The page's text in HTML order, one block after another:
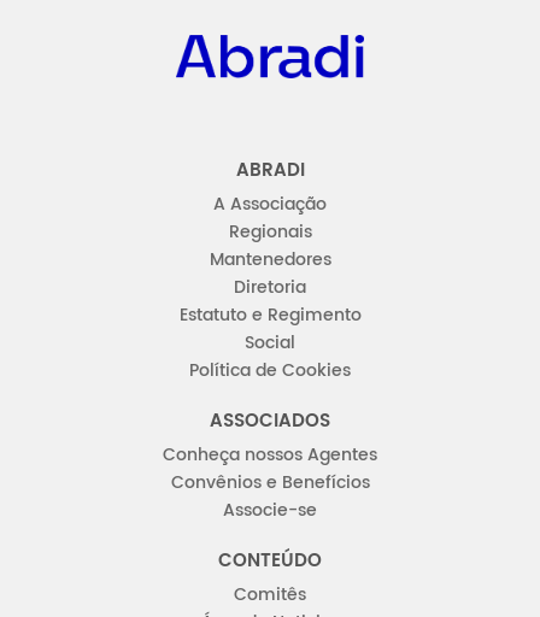
ABRADI
A Associação
Regionais
Mantenedores
Diretoria
Estatuto e Regimento
Social
Política de Cookies
ASSOCIADOS
Conheça nossos Agentes
Convênios e Benefícios
Associe-se
CONTEÚDO
Comitês